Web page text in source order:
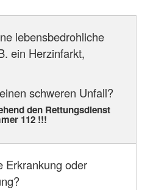
lebensbedrohliche
ein Herzinfarkt,
schweren Unfall?
den Rettungsdienst
112 !!!
Erkrankung oder